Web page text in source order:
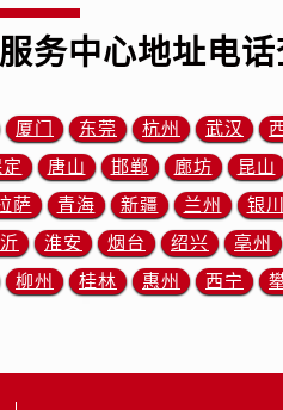
售后服务中心（需提前预约）
服务中心（需提前预约）
提前预约）
预约）
后服务中心（需提前预约）
）
提前预约）
前预约）
预约）
务中心地址电
厦门 东莞 杭州 武汉
唐山 邯郸 廊坊 昆山
萨 青海 新疆 兰州 银川
淮安 烟台 绍兴 亳州
柳州 桂林 惠州 西宁